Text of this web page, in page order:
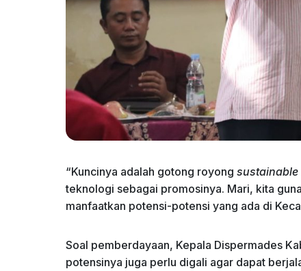
“Kuncinya adalah gotong royong sustainable
teknologi sebagai promosinya. Mari, kita
manfaatkan potensi-potensi yang ada di
Soal pemberdayaan, Kepala Dispermades
potensinya juga perlu digali agar dapat